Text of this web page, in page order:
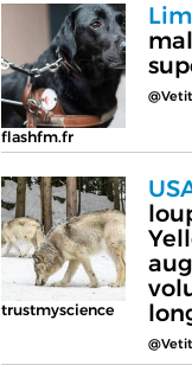
flashfm.fr
trustmyscience